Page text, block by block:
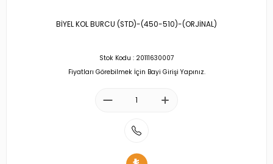
BİYEL KOL BURCU (STD)-(450-510)-(ORJİNAL)
Stok Kodu : 20111630007
Fiyatları Görebilmek İçin Bayi Girişi Yapınız.